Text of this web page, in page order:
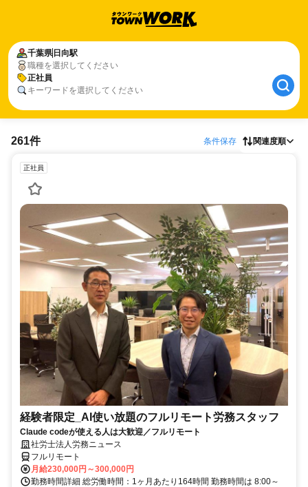
千葉県 日向駅
職種を選択してください
正社員
キーワードを選択してください
261件 条件保存 関連度順
正社員
経験者限定_AI使い放題のフルリモート労務スタッフ
Claude codeが使える人は大歓迎／フルリモート
社労士法人労務ニュース
フルリモート
月給230,000円～300,000円
勤務時間詳細 総労働時間：1ヶ月あたり164時間 勤務時間は 8:00～